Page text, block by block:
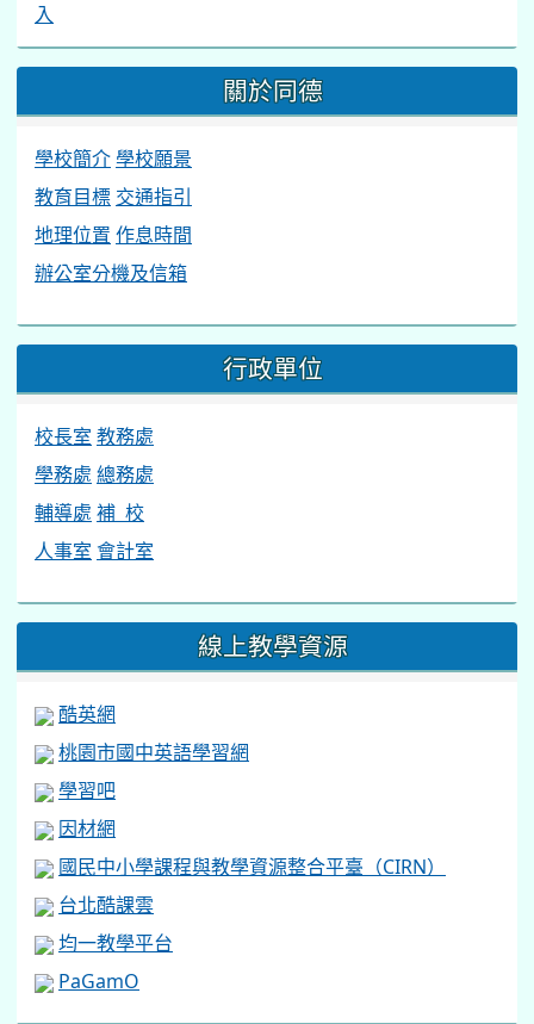
入
關於同德
學校簡介學校願景
教育目標 交通指引
地理位置 作息時間
辦公室分機及信箱
行政單位
校長室 教務處
學務處 總務處
輔導處 補 校
人事室 會計室
線上教學資源
酷英網
桃園市國中英語學習網
學習吧
因材網
國民中小學課程與教學資源整合平臺（CIRN）
台北酷課雲
均一教學平台
PaGamO